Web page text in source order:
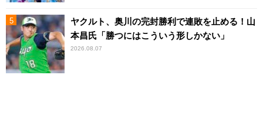
ヤクルト、奥川の完封勝利で連敗を止める！山
本昌氏「勝つにはこういう形しかない」
2026.08.07